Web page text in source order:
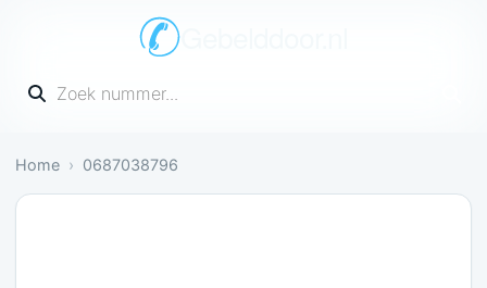
Gebelddoor.nl
Vul een telefoonnummer in
Home 0687038796